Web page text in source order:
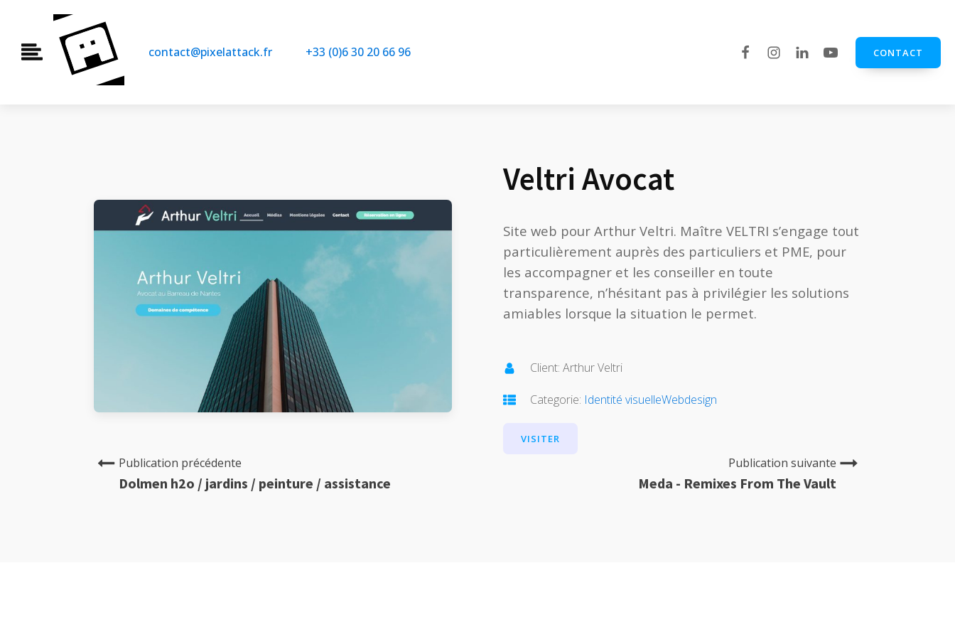
contact@pixelattack.fr +33 (0)6 30 20 66 96 CONTACT
Veltri Avocat
Site web pour Arthur Veltri. Maître VELTRI s’engage tout
particulièrement auprès des particuliers et PME, pour
les accompagner et les conseiller en toute
transparence, n’hésitant pas à privilégier les solutions
amiables lorsque la situation le permet.
Client: Arthur Veltri
Categorie: Identité visuelleWebdesign
VISITER
Publication précédente
Dolmen h2o / jardins / peinture / assistance
Publication suivante
Meda - Remixes From The Vault